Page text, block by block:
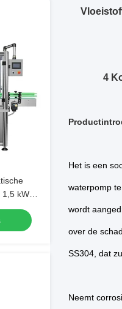
1,5 kW
en
4
Het is een
waterpomp
wordt
over de
SS304, dat
Neemt